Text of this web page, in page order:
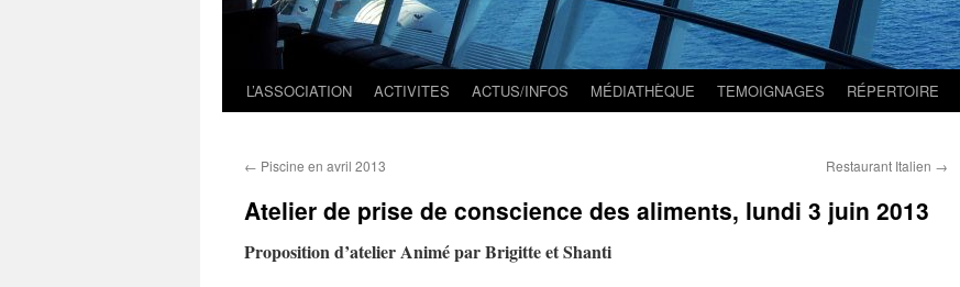
L’ASSOCIATION ACTIVITES ACTUS/INFOS MÉDIATHÈQUE TEMOIGNAGES RÉPERTOIRE
← Piscine en avril 2013 Restaurant Italien →
Atelier de prise de conscience des aliments, lundi 3 juin 2013
Proposition d’atelier Animé par Brigitte et Shanti